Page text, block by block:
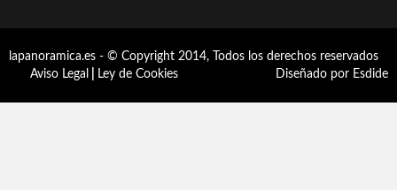
lapanoramica.es - © Copyright 2014, Todos los derechos reservados
Aviso Legal
Ley de Cookies Diseñado por Esdide